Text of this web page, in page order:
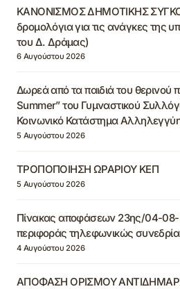
ΚΑΝΟΝΙΣΜΟΣ ΔΗΜΟΤΙΚΗΣ
δρομολόγια για τις ανάγκες της
του Δ. Δράμας)
6 Αυγούστου 2026
Δωρεά από τα παιδιά του θερινού
Summer” του Γυμναστικού
Κοινωνικό Κατάστημα
5 Αυγούστου 2026
ΤΡΟΠΟΠΟΙΗΣΗ ΩΡΑΡΙΟΥ ΚΕΠ
5 Αυγούστου 2026
Πίνακας αποφάσεων 23ης/04-08-
περιφοράς τηλεφωνικώς
4 Αυγούστου 2026
ΑΠΟΦΑΣΗ ΟΡΙΣΜΟΥ